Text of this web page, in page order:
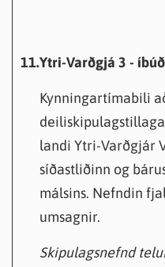
11.Ytri-Varðgjá 3 -
Kynningartímabili
landi Ytri-Varðgjár
síðastliðinn og
málsins. Nefndin
umsagnir.
Skipulagsnefnd